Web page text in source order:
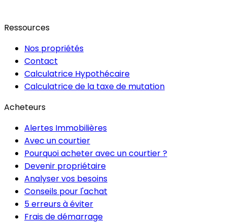
Ressources
Nos propriétés
Contact
Calculatrice Hypothécaire
Calculatrice de la taxe de mutation
Acheteurs
Alertes Immobilières
Avec un courtier
Pourquoi acheter avec un courtier ?
Devenir propriétaire
Analyser vos besoins
Conseils pour l'achat
5 erreurs à éviter
Frais de démarrage